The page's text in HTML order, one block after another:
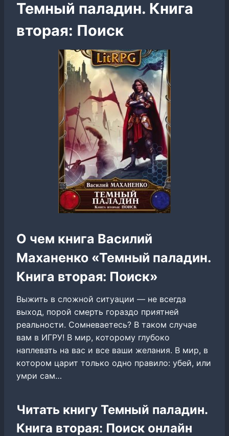
Темный паладин. Книга
вторая: Поиск
О чем книга Василий
Маханенко «Темный паладин.
Книга вторая: Поиск»
Выжить в сложной ситуации — не всегда
выход, порой смерть гораздо приятней
реальности. Сомневаетесь? В таком случае
вам в ИГРУ! В мир, которому глубоко
наплевать на вас и все ваши желания. В мир, в
котором царит только одно правило: убей, или
умри сам…
Читать книгу Темный паладин.
Книга вторая: Поиск онлайн